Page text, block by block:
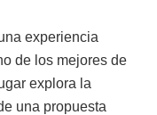
experiencia
de los mejores de
explora la
una propuesta